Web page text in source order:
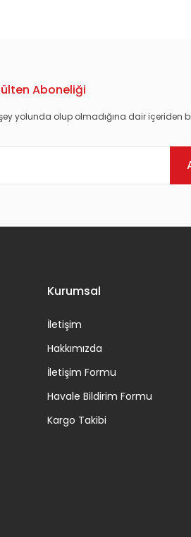
Aboneliği
yolunda olup olmadığına dair içeriden
Kurumsal
İletişim
Hakkımızda
İletişim Formu
Havale Bildirim Formu
Kargo Takibi